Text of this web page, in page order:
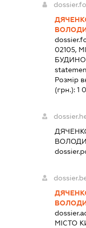
02105,
Розмір
(грн.):1
МІСТО